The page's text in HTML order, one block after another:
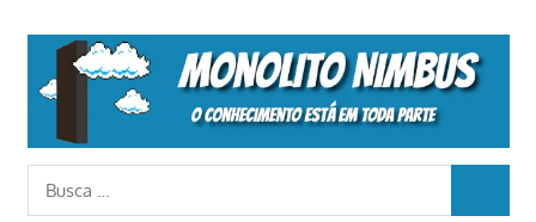
content
o
conhecimento
Busca
para: